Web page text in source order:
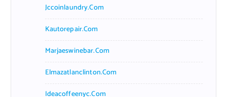
Jccoinlaundry.com
Kautorepair.com
Marjaeswinebar.com
Elmazatlanclinton.com
Ideacoffeenyc.com